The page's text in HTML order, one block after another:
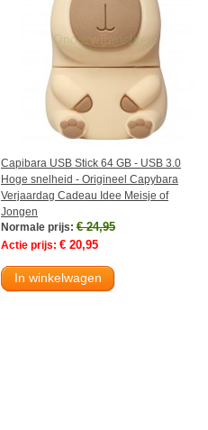
Capibara USB Stick 64 GB - USB 3.0
Hoge snelheid - Origineel Capybara
Verjaardag Cadeau Idee Meisje of
Jongen
Normale prijs: € 24,95
Actie prijs: € 20,95
In winkelwagen